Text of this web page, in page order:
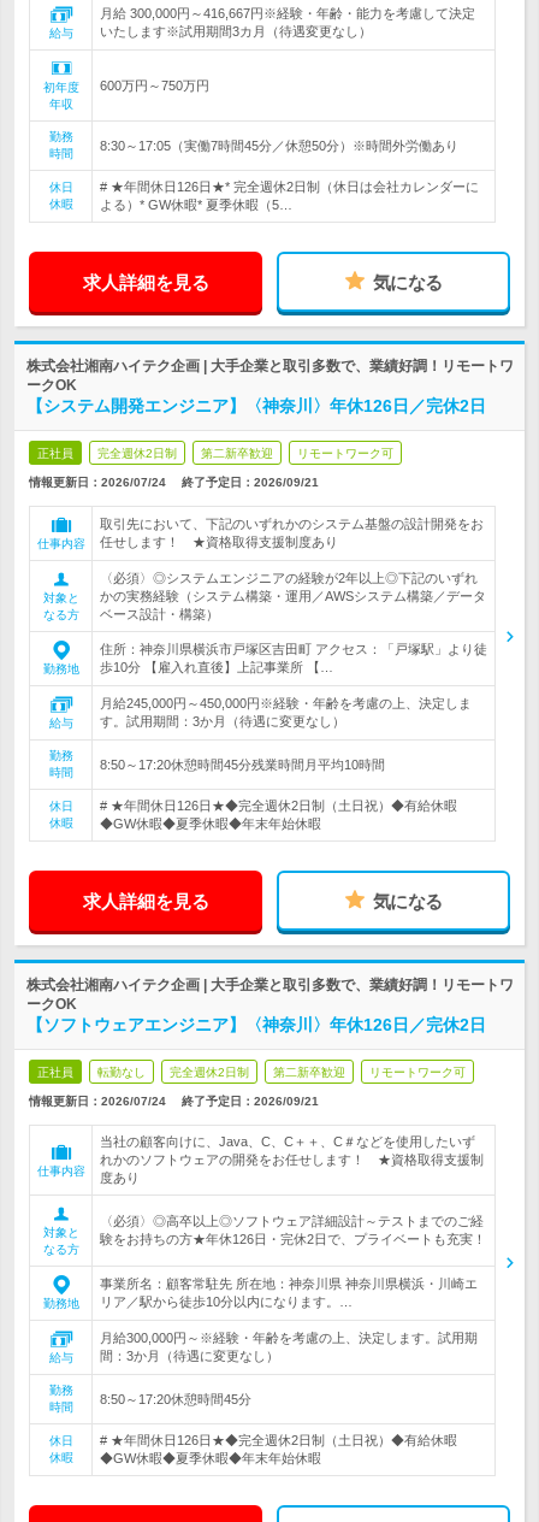
給与
月給 300,000円～416,667円※経験・年齢・能力を考慮して決定
いたします※試用期間3カ月（待遇変更なし）
初年度
年収
600万円～750万円
勤務
時間
8:30～17:05（実働7時間45分／休憩50分）※時間外労働あり
休日
休暇
# ★年間休日126日★* 完全週休2日制（休日は会社カレンダーに
よる）* GW休暇* 夏季休暇（5…
求人詳細を見る 気になる
株式会社湘南ハイテク企画 | 大手企業と取引多数で、業績好調！リモートワ
ークOK
【システム開発エンジニア】〈神奈川〉年休126日／完休2日
正社員 完全週休2日制 第二新卒歓迎 リモートワーク可
情報更新日：2026/07/24 終了予定日： 2026/09/21
仕事内容
取引先において、下記のいずれかのシステム基盤の設計開発をお
任せします！ ★資格取得支援制度あり
対象と
なる方
〈必須〉◎システムエンジニアの経験が2年以上◎下記のいずれ
かの実務経験（システム構築・運用／AWSシステム構築／データ
ベース設計・構築）
勤務地
住所：神奈川県横浜市戸塚区吉田町 アクセス：「戸塚駅」より徒
歩10分 【雇入れ直後】上記事業所 【…
給与
月給245,000円～450,000円※経験・年齢を考慮の上、決定しま
す。試用期間：3か月（待遇に変更なし）
勤務
時間
8:50～17:20休憩時間45分残業時間月平均10時間
休日
休暇
# ★年間休日126日★◆完全週休2日制（土日祝）◆有給休暇
◆GW休暇◆夏季休暇◆年末年始休暇
求人詳細を見る 気になる
株式会社湘南ハイテク企画 | 大手企業と取引多数で、業績好調！リモートワ
ークOK
【ソフトウェアエンジニア】〈神奈川〉年休126日／完休2日
正社員 転勤なし 完全週休2日制 第二新卒歓迎 リモートワーク可
情報更新日：2026/07/24 終了予定日： 2026/09/21
仕事内容
当社の顧客向けに、Java、C、C＋＋、C＃などを使用したいず
れかのソフトウェアの開発をお任せします！ ★資格取得支援制
度あり
対象と
なる方
〈必須〉◎高卒以上◎ソフトウェア詳細設計～テストまでのご経
験をお持ちの方★年休126日・完休2日で、プライベートも充実！
勤務地
事業所名：顧客常駐先 所在地：神奈川県 神奈川県横浜・川崎エ
リア／駅から徒歩10分以内になります。…
給与
月給300,000円～※経験・年齢を考慮の上、決定します。試用期
間：3か月（待遇に変更なし）
勤務
時間
8:50～17:20休憩時間45分
休日
休暇
# ★年間休日126日★◆完全週休2日制（土日祝）◆有給休暇
◆GW休暇◆夏季休暇◆年末年始休暇